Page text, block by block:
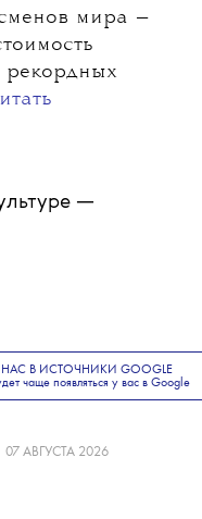
мира —
—
В ИСТОЧНИКИ GOOGLE
чаще появляться у вас в Google
07 АВГУСТА 2026